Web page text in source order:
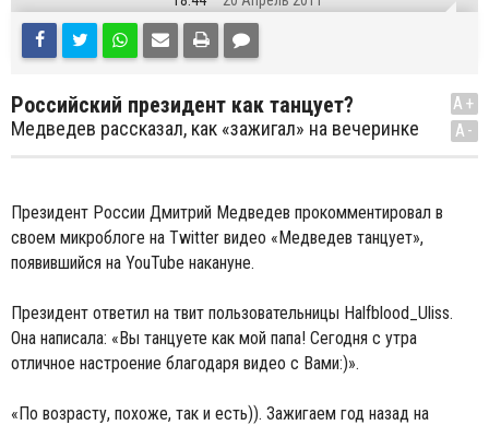
Pоссийский президент как танцует?
Медведев рассказал, как «зажигал» на вечеринке
A+
A-
Президент России Дмитрий Медведев прокомментировал в
своем микроблоге на Twitter видео «Медведев танцует»,
появившийся на YouTube накануне.
Президент ответил на твит пользовательницы Halfblood_Uliss.
Она написала: «Вы танцуете как мой папа! Сегодня с утра
отличное настроение благодаря видео с Вами:)».
«По возрасту, похоже, так и есть)). Зажигаем год назад на